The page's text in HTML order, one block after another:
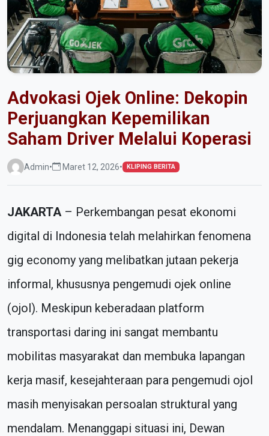
Advokasi Ojek Online: Dekopin
Perjuangkan Kepemilikan
Saham Driver Melalui Koperasi
Admin• Maret 12, 2026• KLIPING BERITA
JAKARTA– Perkembangan pesat ekonomi
digital di Indonesia telah melahirkan fenomena
gig economy yang melibatkan jutaan pekerja
informal, khususnya pengemudi ojek online
(ojol). Meskipun keberadaan platform
transportasi daring ini sangat membantu
mobilitas masyarakat dan membuka lapangan
kerja masif, kesejahteraan para pengemudi ojol
masih menyisakan persoalan struktural yang
mendalam. Menanggapi situasi ini, Dewan